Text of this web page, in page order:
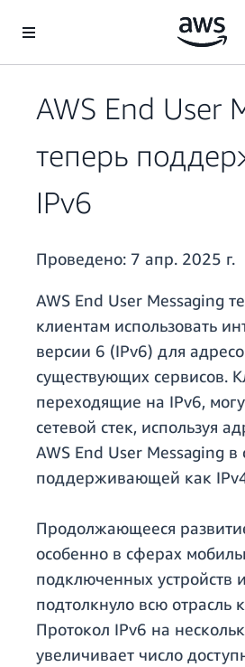
Перейти к главному контенту
AWS End User
теперь
IPv6
Проведено: 7 апр. 2025 г.
AWS End User Messaging
клиентам использовать
версии 6 (IPv6) для
существующих сервисов.
переходящие на IPv6,
сетевой стек, используя
AWS End User Messaging в
поддерживающей как
Продолжающееся
особенно в сферах
подключенных устройств
подтолкнуло всю отрасль
Протокол IPv6 на
увеличивает число